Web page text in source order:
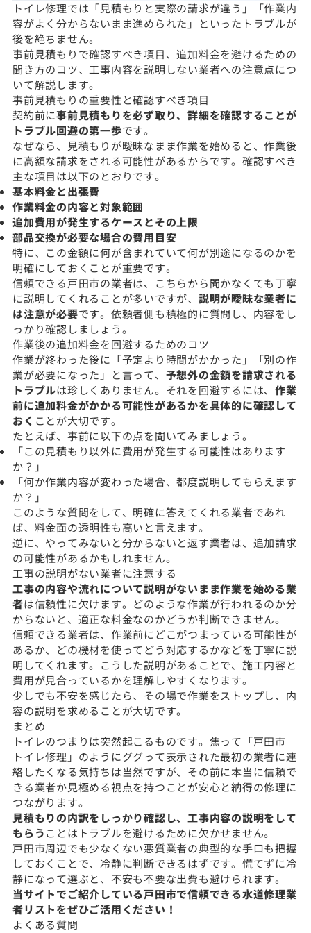
トイレ修理では「見積もりと実際の請求が違う」「作業内
容がよく分からないまま進められた」といったトラブルが
後を絶ちません。
事前見積もりで確認すべき項目、追加料金を避けるための
聞き方のコツ、工事内容を説明しない業者への注意点につ
いて解説します。
事前見積もりの重要性と確認すべき項目
契約前に事前見積もりを必ず取り、詳細を確認することが
トラブル回避の第一歩です。
なぜなら、見積もりが曖昧なまま作業を始めると、作業後
に高額な請求をされる可能性があるからです。確認すべき
主な項目は以下のとおりです。
基本料金と出張費
作業料金の内容と対象範囲
追加費用が発生するケースとその上限
部品交換が必要な場合の費用目安
特に、この金額に何が含まれていて何が別途になるのかを
明確にしておくことが重要です。
信頼できる戸田市の業者は、こちらから聞かなくても丁寧
に説明してくれることが多いですが、 説明が曖昧な業者に
は注意が必要です。依頼者側も積極的に質問し、内容をし
っかり確認しましょう。
作業後の追加料金を回避するためのコツ
作業が終わった後に「予定より時間がかかった」「別の作
業が必要になった」と言って、 予想外の金額を請求される
トラブルは珍しくありません。それを回避するには、 作業
前に追加料金がかかる可能性があるかを具体的に確認して
おく ことが大切です。
たとえば、事前に以下の点を聞いてみましょう。
「この見積もり以外に費用が発生する可能性はあります
か？」
「何か作業内容が変わった場合、都度説明してもらえます
か？」
このような質問をして、明確に答えてくれる業者であれ
ば、料金面の透明性も高いと言えます。
逆に、やってみないと分からないと返す業者は、追加請求
の可能性があるかもしれません。
工事の説明がない業者に注意する
工事の内容や流れについて説明がないまま作業を始める業
者は信頼性に欠けます。どのような作業が行われるのか分
からないと、適正な料金なのかどうか判断できません。
信頼できる業者は、作業前にどこがつまっている可能性が
あるか、どの機材を使ってどう対応するかなどを丁寧に説
明してくれます。こうした説明があることで、施工内容と
費用が見合っているかを理解しやすくなります。
少しでも不安を感じたら、その場で作業をストップし、内
容の説明を求めることが大切です。
まとめ
トイレのつまりは突然起こるものです。焦って「戸田市
トイレ修理」のようにググって表示された最初の業者に連
絡したくなる気持ちは当然ですが、その前に本当に信頼で
きる業者か見極める視点を持つことが安心と納得の修理に
つながります。
見積もりの内訳をしっかり確認し、工事内容の説明をして
もらうことはトラブルを避けるために欠かせません。
戸田市周辺でも少なくない悪質業者の典型的な手口も把握
しておくことで、冷静に判断できるはずです。慌てずに冷
静になって選ぶと、不安も不要な出費も避けられます。
当サイトでご紹介している戸田市で信頼できる水道修理業
者リストをぜひご活用ください！
よくある質問